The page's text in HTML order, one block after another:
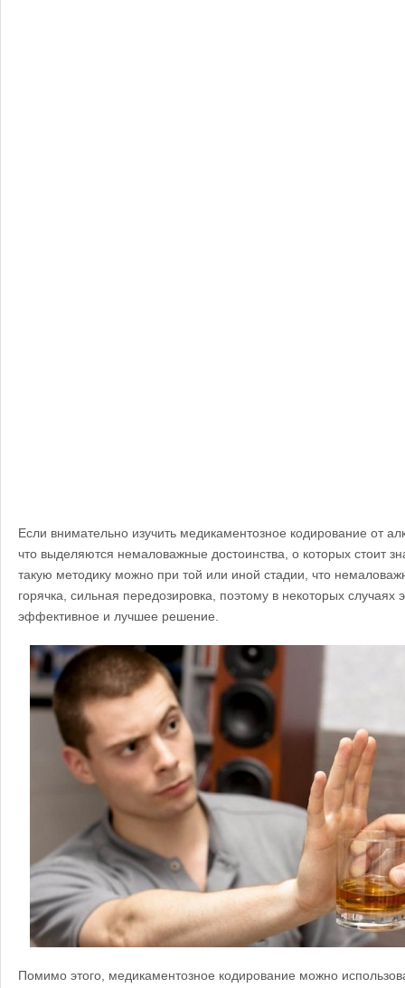
Если внимательно изучить медикаментозное кодирование от
что выделяются немаловажные достоинства, о которых стоит
такую методику можно при той или иной стадии, что
горячка, сильная передозировка, поэтому в некоторых случаях
эффективное и лучшее решение.
Помимо этого, медикаментозное кодирование можно